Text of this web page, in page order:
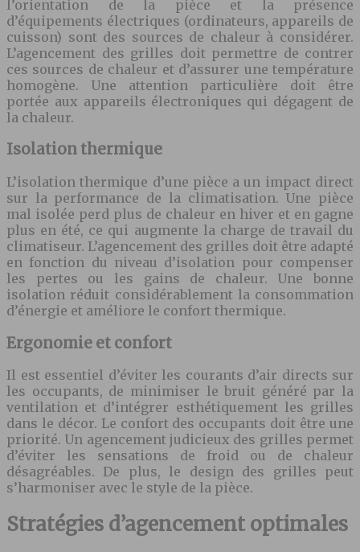
l’orientation de la pièce et la présence
d’équipements électriques (ordinateurs, appareils de
cuisson) sont des sources de chaleur à considérer.
L’agencement des grilles doit permettre de contrer
ces sources de chaleur et d’assurer une température
homogène. Une attention particulière doit être
portée aux appareils électroniques qui dégagent de
la chaleur.
Isolation thermique
L’isolation thermique d’une pièce a un impact direct
sur la performance de la climatisation. Une pièce
mal isolée perd plus de chaleur en hiver et en gagne
plus en été, ce qui augmente la charge de travail du
climatiseur. L’agencement des grilles doit être adapté
en fonction du niveau d’isolation pour compenser
les pertes ou les gains de chaleur. Une bonne
isolation réduit considérablement la consommation
d’énergie et améliore le confort thermique.
Ergonomie et confort
Il est essentiel d’éviter les courants d’air directs sur
les occupants, de minimiser le bruit généré par la
ventilation et d’intégrer esthétiquement les grilles
dans le décor. Le confort des occupants doit être une
priorité. Un agencement judicieux des grilles permet
d’éviter les sensations de froid ou de chaleur
désagréables. De plus, le design des grilles peut
s’harmoniser avec le style de la pièce.
Stratégies d’agencement optimales